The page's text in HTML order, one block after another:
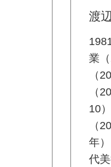
渡
業
（
（
10
（
年
代